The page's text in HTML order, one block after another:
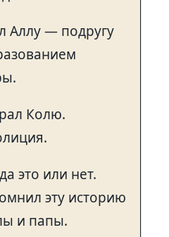
Аллу — подругу
Колю.
это или нет.
эту историю
и папы.